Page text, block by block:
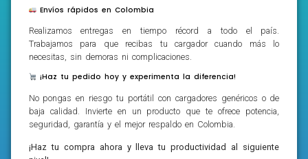
Envíos rápidos en Colombia
Realizamos entregas en tiempo récord a todo el país.
Trabajamos para que recibas tu cargador cuando más lo
necesitas, sin demoras ni complicaciones.
¡Haz tu pedido hoy y experimenta la diferencia!
No pongas en riesgo tu portátil con cargadores genéricos o de
baja calidad. Invierte en un producto que te ofrece potencia,
seguridad, garantía y el mejor respaldo en Colombia.
¡Haz tu compra ahora y lleva tu productividad al siguiente